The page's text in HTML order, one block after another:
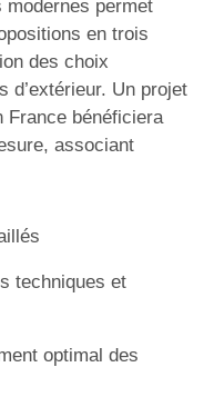
modernes permet
en trois
des choix
d’extérieur. Un projet
France bénéficiera
associant
techniques et
optimal des